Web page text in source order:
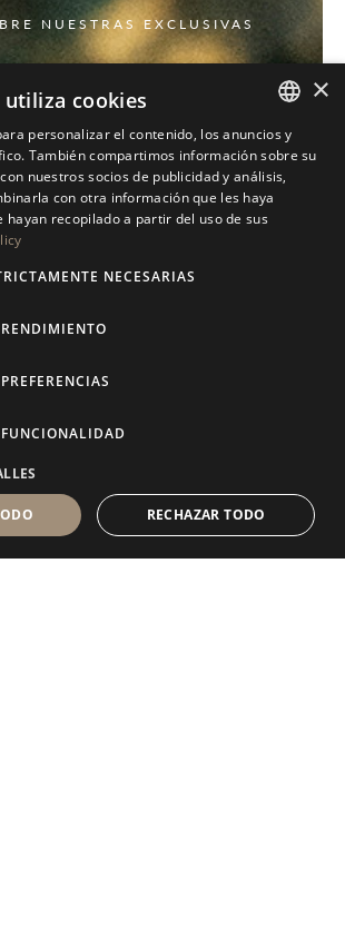
NUESTRAS EXCLUSIVAS
ITALIAN
ENGLISH
SPANISH
×
cookies
personalizar el contenido, los anuncios y
También compartimos información sobre su
nuestros socios de publicidad y análisis,
con otra información que les haya
hayan recopilado a partir del uso de sus
NECESARIAS
RECHAZAR TODO